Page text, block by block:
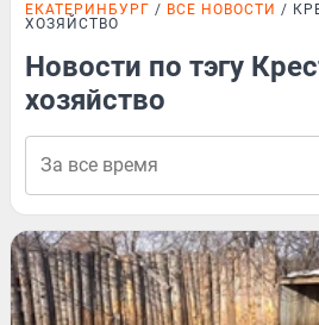
ЕКАТЕРИНБУРГ ВСЕ НОВОСТИ
ХОЗЯЙСТВО
Новости по тэгу
хозяйство